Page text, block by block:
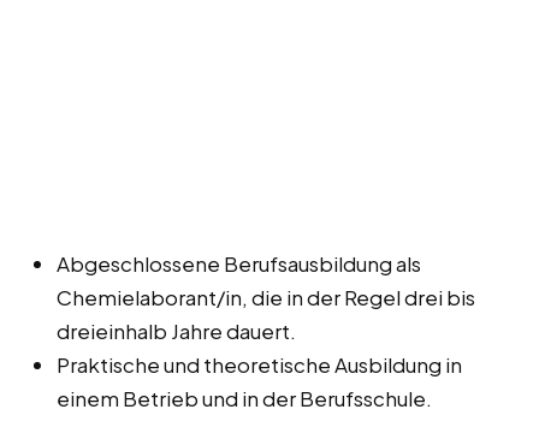
Abgeschlossene Berufsausbildung als
Chemielaborant/in, die in der Regel drei bis
dreieinhalb Jahre dauert.
Praktische und theoretische Ausbildung in
einem Betrieb und in der Berufsschule.